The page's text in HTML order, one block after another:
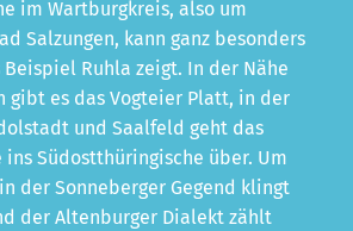
im Wartburgkreis, also um
Salzungen, kann ganz besonders
Beispiel Ruhla zeigt. In der Nähe
gibt es das Vogteier Platt, in der
und Saalfeld geht das
Südostthüringische über. Um
der Sonneberger Gegend klingt
der Altenburger Dialekt zählt